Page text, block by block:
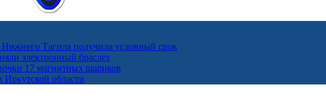
Тагила получила условный срок
электронный браслет
17 магнитных шариков
Иркутской области